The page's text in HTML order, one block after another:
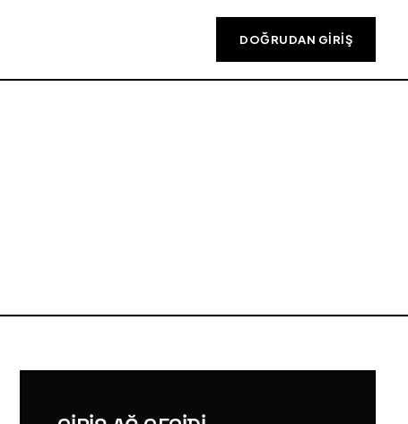
DOĞRUDAN GIRIŞ